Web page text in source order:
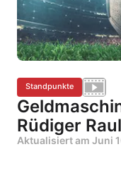
Standpunkte
Rüdiger
Aktualisiert am Juni